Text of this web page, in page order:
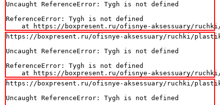
Uncaught ReferenceError: Tygh is not defined
ReferenceError: Tygh is not defined
at https://boxpresent.ru/ofisnye-aksessuary/
https://boxpresent.ru/ofisnye-aksessuary/ruchki/
Uncaught ReferenceError: Tygh is not defined
ReferenceError: Tygh is not defined
at https://boxpresent.ru/ofisnye-aksessuary/
https://boxpresent.ru/ofisnye-aksessuary/ruchki/
Uncaught ReferenceError: Tygh is not defined